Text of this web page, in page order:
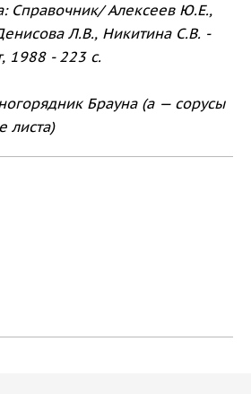
Справочник/ Алексеев Ю.Е.,
Л.В., Никитина С.В. -
1988 - 223 с.
Брауна (а — сорусы
листа)